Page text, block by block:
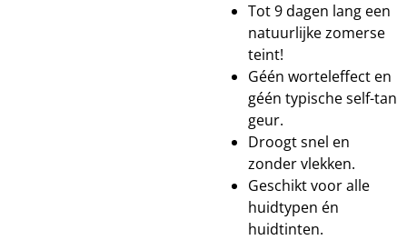
Tot 9 dagen lang een
natuurlijke zomerse
teint!
Géén worteleffect en
géén typische self-tan
geur.
Droogt snel en
zonder vlekken.
Geschikt voor alle
huidtypen én
huidtinten.